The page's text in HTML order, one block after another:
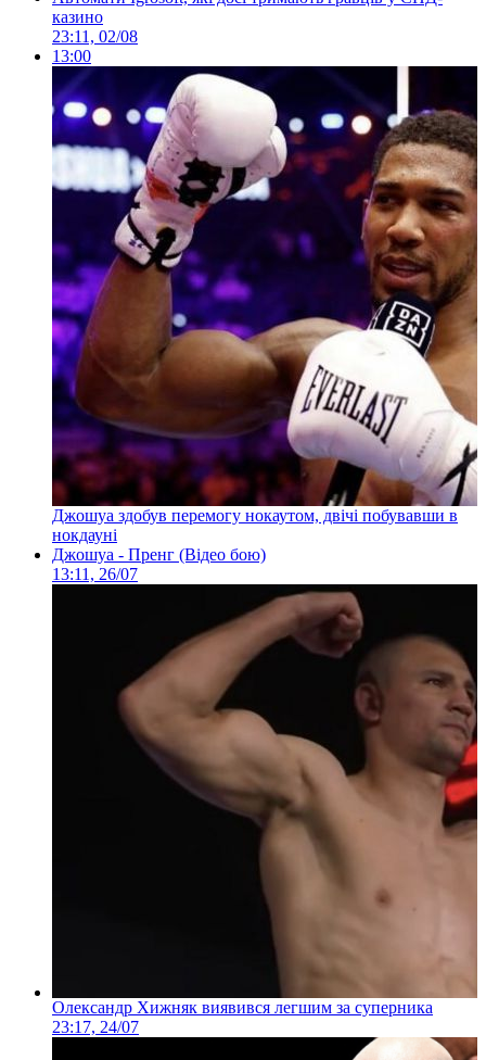
казино
23:11, 02/08
13:00
Джошуа здобув перемогу нокаутом, двічі побувавши в
нокдауні
Джошуа - Пренг (Відео бою)
13:11, 26/07
Олександр Хижняк виявився легшим за суперника
23:17, 24/07